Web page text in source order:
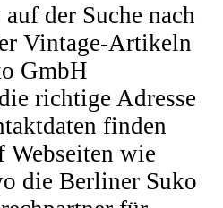
der Suche nach
Vintage-Artikeln
GmbH
richtige Adresse
finden
Webseiten wie
die Berliner Suko